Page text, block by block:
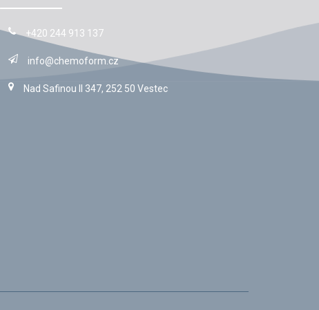
+420 244 913 137
info@chemoform.cz
Nad Safinou II 347, 252 50 Vestec